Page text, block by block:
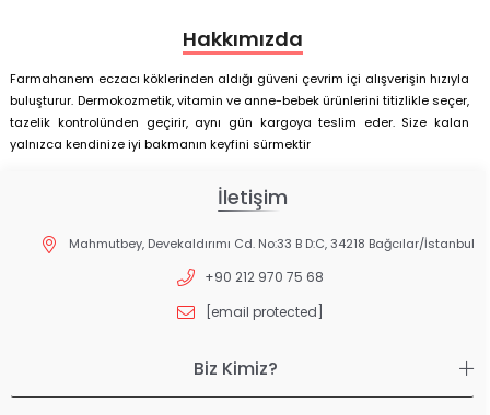
Hakkımızda
Farmahanem eczacı köklerinden aldığı güveni çevrim içi alışverişin hızıyla
buluşturur. Dermokozmetik, vitamin ve anne-bebek ürünlerini titizlikle seçer,
tazelik kontrolünden geçirir, aynı gün kargoya teslim eder. Size kalan
yalnızca kendinize iyi bakmanın keyfini sürmektir
İletişim
Mahmutbey, Devekaldırımı Cd. No:33 B D:C, 34218 Bağcılar/İstanbul
+90 212 970 75 68
[email protected]
Biz Kimiz?